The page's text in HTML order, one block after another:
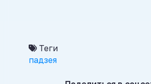
Теги
падзея